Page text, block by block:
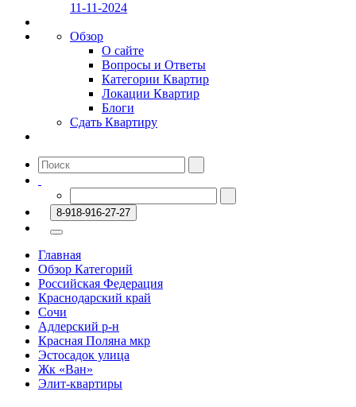
11-11-2024
Обзор
О сайте
Вопросы и Ответы
Категории Квартир
Локации Квартир
Блоги
Сдать Квартиру
8-918-916-27-27
Главная
Обзор Категорий
Российская Федерация
Краснодарский край
Сочи
Адлерский р-н
Красная Поляна мкр
Эстосадок улица
Жк «Ван»
Элит-квартиры